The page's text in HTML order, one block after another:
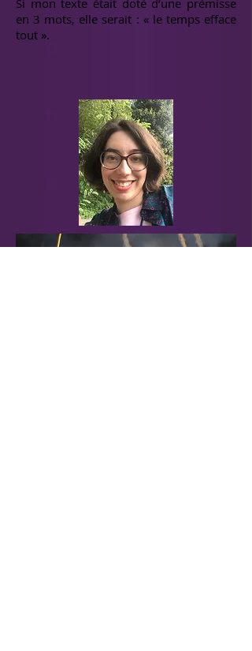
Si mon texte était doté d’une prémisse
en 3 mots, elle serait : « le temps efface
tout ».